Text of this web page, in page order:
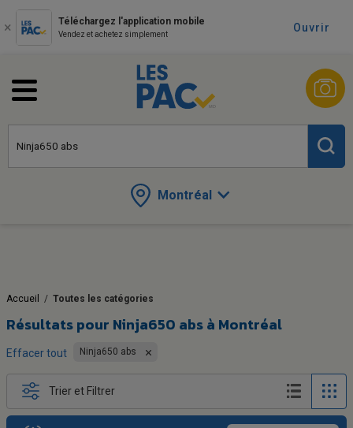
Téléchargez l'application mobile
Vendez et achetez simplement
Ouvrir
Montréal
Accueil / Toutes les catégories
Résultats pour Ninja650 abs à Montréal
Effacer tout Ninja650 abs
Trier et Filtrer